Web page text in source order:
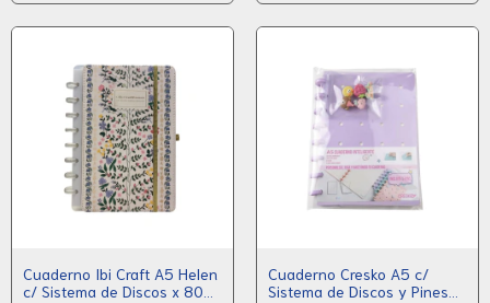
Cuaderno Ibi Craft A5 Helen
c/ Sistema de Discos x 80
Cuaderno Cresko A5 c/
Sistema de Discos y Pines